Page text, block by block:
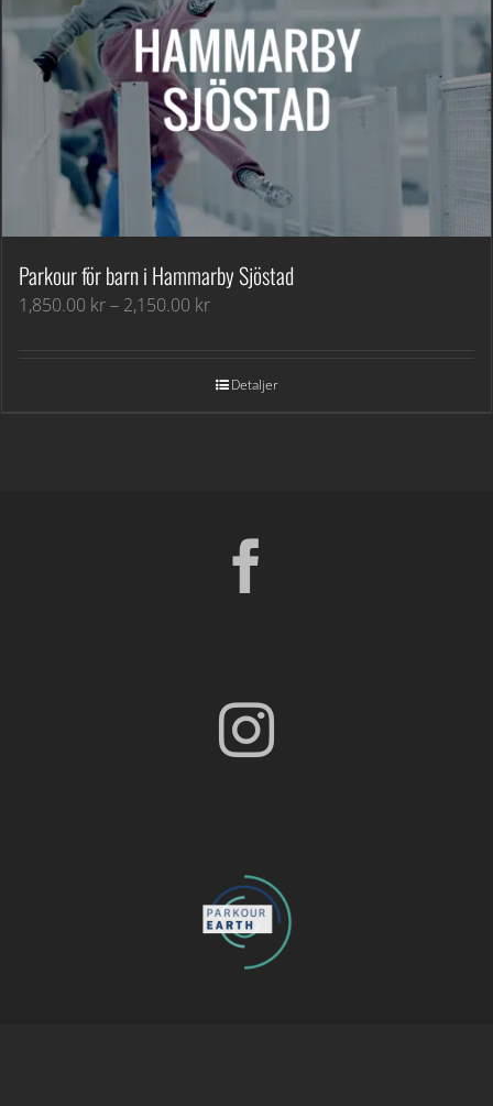
Parkour för barn i Hammarby Sjöstad
1,850.00 kr– 2,150.00 krPrisintervall:
2,150.00 kr
Detaljer